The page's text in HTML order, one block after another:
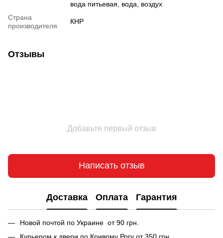
вода питьевая, вода, воздух
Страна
производителя
КНР
Отзывы
Добавьте первый отзыв
Написать отзыв
Доставка Оплата Гарантия
Новой почтой по Украине от 90 грн.